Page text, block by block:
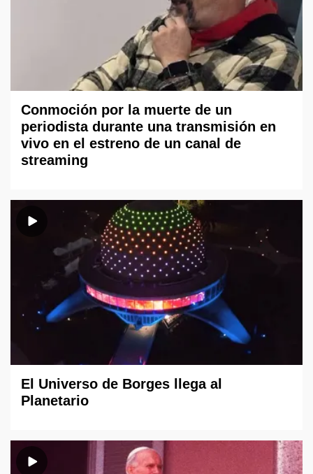
Conmoción por la muerte de un
periodista durante una transmisión en
vivo en el estreno de un canal de
streaming
El Universo de Borges llega al
Planetario